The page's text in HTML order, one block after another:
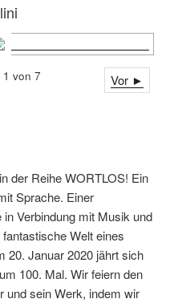
Vor ►
1 von 7
der Reihe WORTLOS! Ein
Sprache. Einer
Verbindung mit Musik und
Welt eines
20. Januar 2020 jährt sich
100. Mal. Wir feiern den
und sein Werk, indem wir